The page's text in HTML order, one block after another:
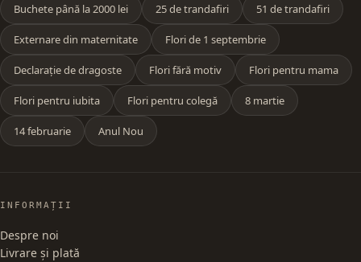
Buchete până la 2000 lei 25 de trandafiri 51 de trandafiri
Externare din maternitate Flori de 1 septembrie
Declarație de dragoste Flori fără motiv Flori pentru mama
Flori pentru iubita Flori pentru colegă 8 martie
14 februarie Anul Nou
INFORMAȚII
Despre noi
Livrare și plată